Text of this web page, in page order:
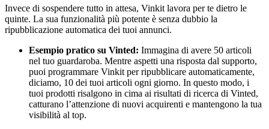
Invece di sospendere tutto in attesa, Vinkit lavora per te dietro le
quinte. La sua funzionalità più potente è senza dubbio la
ripubblicazione automatica dei tuoi annunci.
Esempio pratico su Vinted: Immagina di avere 50 articoli
nel tuo guardaroba. Mentre aspetti una risposta dal supporto,
puoi programmare Vinkit per ripubblicare automaticamente,
diciamo, 10 dei tuoi articoli ogni giorno. In questo modo, i
tuoi prodotti risalgono in cima ai risultati di ricerca di Vinted,
catturano l’attenzione di nuovi acquirenti e mantengono la tua
visibilità al top.